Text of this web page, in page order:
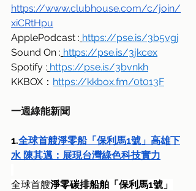
https://www.clubhouse.com/c/join/
xiCRtHpu
ApplePodcast : https://pse.is/3b5vgj
Sound On : https://pse.is/3jkcex
Spotify : https://pse.is/3bvnkh
KKBOX： https://kkbox.fm/0t013F
一週綠能新聞
1.全球首艘淨零船「保利馬1號」高雄下
水 陳其邁：展現台灣綠色科技實力
全球首艘淨零碳排船舶「保利馬1號」